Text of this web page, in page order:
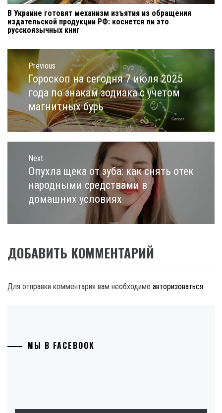
В Украине готовят механизм изъятия из обращения
издательской продукции РФ: коснется ли это
русскоязычных книг
Навигация
по
записям
Previous
Previous
post:
Гороскоп на сегодня 7 июля 2025
года по знакам зодиака с учетом
магнитных бурь
Next
Next
post:
Опухла щека от зуба: как снять отек
народными средствами в
домашних условиях
ДОБАВИТЬ КОММЕНТАРИЙ
Для отправки комментария вам необходимо авторизоваться.
МЫ В FACEBOOK